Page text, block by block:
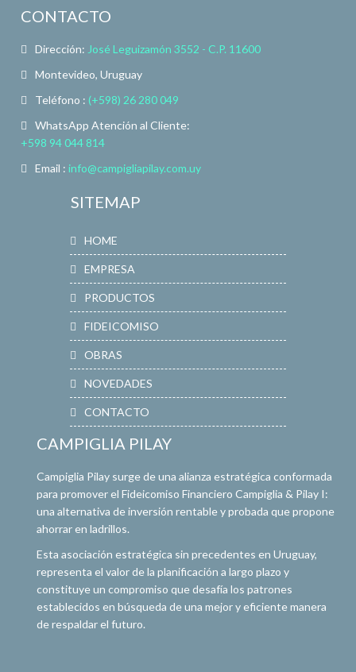
CONTACTO
Dirección: José Leguizamón 3552 - C.P. 11600
Montevideo, Uruguay
Teléfono : (+598) 26 280 049
WhatsApp Atención al Cliente:
+598 94 044 814
Email :info@campigliapilay.com.uy
SITEMAP
HOME
EMPRESA
PRODUCTOS
FIDEICOMISO
OBRAS
NOVEDADES
CONTACTO
CAMPIGLIA PILAY
Campiglia Pilay surge de una alianza estratégica conformada
para promover el Fideicomiso Financiero Campiglia & Pilay I:
una alternativa de inversión rentable y probada que propone
ahorrar en ladrillos.
Esta asociación estratégica sin precedentes en Uruguay,
representa el valor de la planificación a largo plazo y
constituye un compromiso que desafía los patrones
establecidos en búsqueda de una mejor y eficiente manera
de respaldar el futuro.